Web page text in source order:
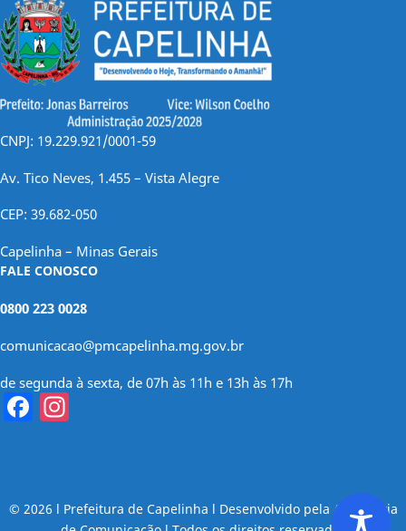
CNPJ: 19.229.921/0001-59
Av. Tico Neves, 1.455 – Vista Alegre
CEP: 39.682-050
Capelinha – Minas Gerais
FALE CONOSCO
0800 223 0028
comunicacao@pmcapelinha.mg.gov.br
de segunda à sexta, de 07h às 11h e 13h às 17h
Facebook
© 2026 l Prefeitura de Capelinha l Desenvolvido pela Assessoria